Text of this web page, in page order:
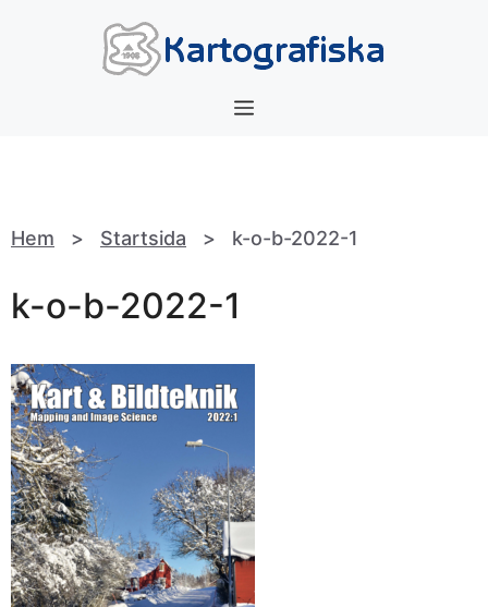
Meny
Hem > Startsida > k-o-b-2022-1
k-o-b-2022-1